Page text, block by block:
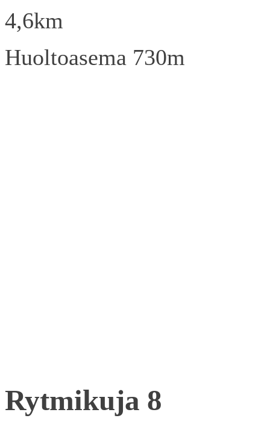
4,6km
Huoltoasema 730m
Rytmikuja 8